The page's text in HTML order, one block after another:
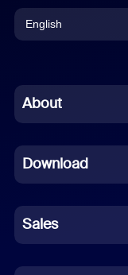
English
Chinese (Simplified)
French
German
Indonesian
About
Download
Sales